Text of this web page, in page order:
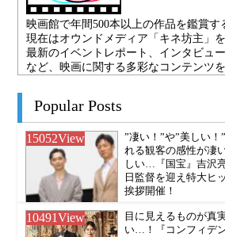
映画館で年間500本以上の作品を鑑賞す
現在はオウンドメディア「キネ坊主」を
最新のイベントレポート、インタビュ
など、映画に関する多彩なコンテンツ
Popular Posts
15052View
”凄い！”や”美しい！
れる観客の感性が凄
しい…『国宝』吉沢
日監督を迎え特大ヒ
挨拶開催！
10491View
目に見えるものが真
い…！『コンフィデ